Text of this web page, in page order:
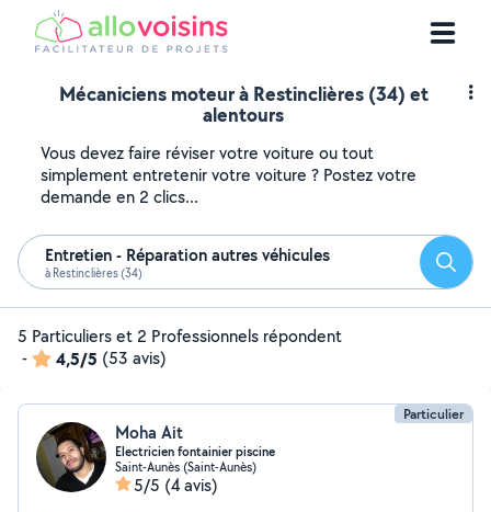
Mécaniciens moteur à Restinclières (34) et
alentours
Vous devez faire réviser votre voiture ou tout
simplement entretenir votre voiture ? Postez votre
demande en 2 clics...
Entretien - Réparation autres véhicules
à Restinclières (34)
5 Particuliers et 2 Professionnels répondent
-
4,5/5 (53 avis)
Particulier
Moha Ait
Electricien fontainier piscine
Saint-Aunès (Saint-Aunès)
5/5 (4 avis)